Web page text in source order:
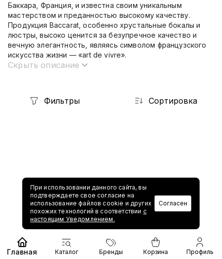
Баккара, Франция, и известна своим уникальным
мастерством и преданностью высокому качеству.
Продукция Baccarat, особенно хрустальные бокалы и
люстры, высоко ценится за безупречное качество и
вечную элегантность, являясь символом французского
искусства жизни — «art de vivre».
Скрыть описание
Фильтры Сортировка
1
При использовании данного сайта, вы
подтверждаете свое согласие на
использование файлов cookie и других
похожих технологий в соответствии с
настоящим Уведомлением.
Согласен
Главная Каталог Бренды Корзина Профиль